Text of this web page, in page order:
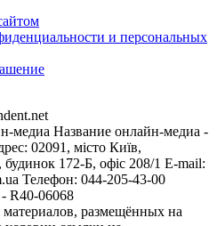
и персональных
медиа Название онлайн-медиа -
02091, місто Київ,
172-Б, офіс 208/1 E-mail:
Телефон: 044-205-43-00
R40-06068
размещённых на